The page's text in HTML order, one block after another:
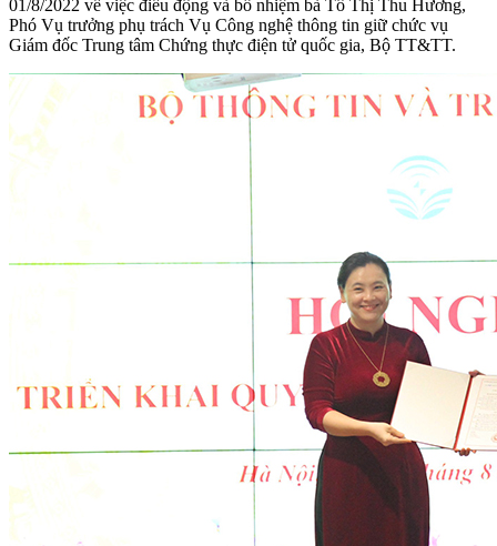
01/8/2022 về việc điều động và bổ nhiệm bà Tô Thị Thu Hương,
Phó Vụ trưởng phụ trách Vụ Công nghệ thông tin giữ chức vụ
Giám đốc Trung tâm Chứng thực điện tử quốc gia, Bộ TT&TT.